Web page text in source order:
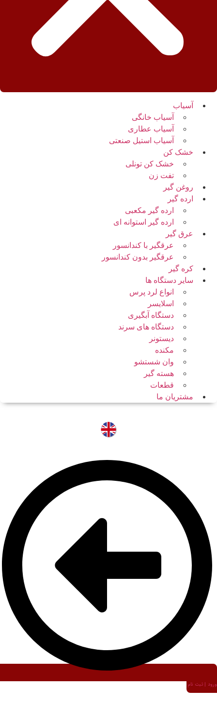
آسیاب
آسیاب خانگی
آسیاب عطاری
آسیاب استیل صنعتی
خشک کن
خشک کن تونلی
تفت زن
روغن گیر
ارده گیر
ارده گیر مکعبی
ارده گیر استوانه ای
عرق گیر
عرقگیر با کندانسور
عرقگیر بدون کندانسور
کره گیر
سایر دستگاه ها
انواع لرد پرس
اسلایسر
دستگاه آبگیری
دستگاه های سرند
دیستونر
مکنده
وان شستشو
هسته گیر
قطعات
مشتریان ما
ورود | ثبت نام